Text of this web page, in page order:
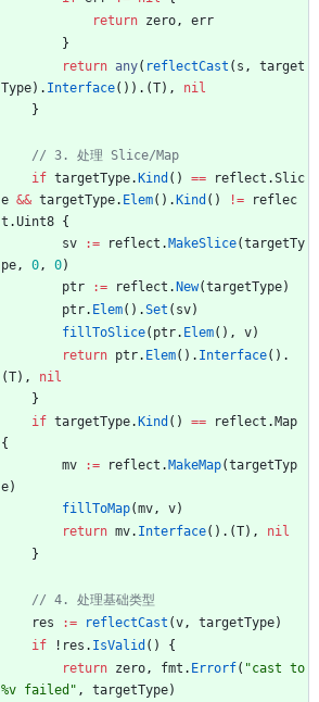
return zero,
err
}
return any( reflectCast ( s ,
target
Type) . Interface( ) ) . (T) ,
nil
}
// 3. 处理 Slice/Map
if targetType. Kind ( ) == reflect .Slic
e && targetType. Elem( ) . Kind ( ) !=
reflec
t .Uint8 {
sv
:= reflect . MakeSlice(targetTy
pe, 0, 0)
ptr
:= reflect . New(targetType)
ptr. Elem( ) .Set ( sv)
fillToSlice( ptr. Elem( ) , v)
return ptr. Elem( ) . Interface( ) .
(T) ,
nil
}
if targetType. Kind ( ) == reflect . Map
{
mv
:= reflect . MakeMap(targetTyp
e)
fillToMap(mv, v)
return mv. Interface( ) . (T) ,
nil
}
// 4. 处理基础类型
res
:= reflectCast (v, targetType)
if
! res . IsValid ( )
{
return zero, fmt . Errorf( "cast to
%v failed" , targetType)